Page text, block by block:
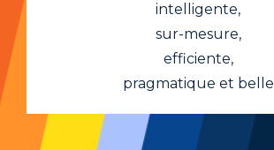
intelligente,
sur-mesure,
efficiente,
pragmatique et belle